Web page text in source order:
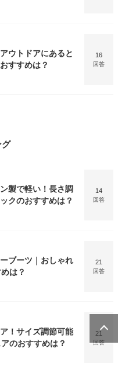
ウトドアにあると
すすめは？
16
回答
グ
製で軽い！長さ調
クのおすすめは？
14
回答
ブーツ｜おしゃれ
は？
21
回答
！サイズ調節可能
のおすすめは？
21
回答